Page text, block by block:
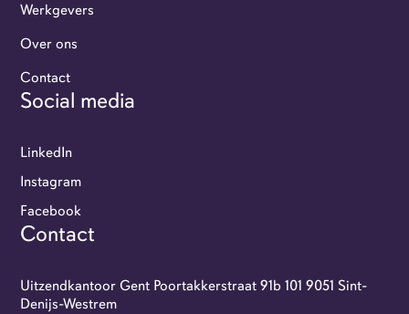
Werkgevers
Flexi-jobbers
Over ons
Contact
GoFlexi portaal
Werkgevers
Over ons
Contact
Social media
LinkedIn
Instagram
Facebook
Contact
Uitzendkantoor Gent Poortakkerstraat 91b 101 9051 Sint-
Denijs-Westrem